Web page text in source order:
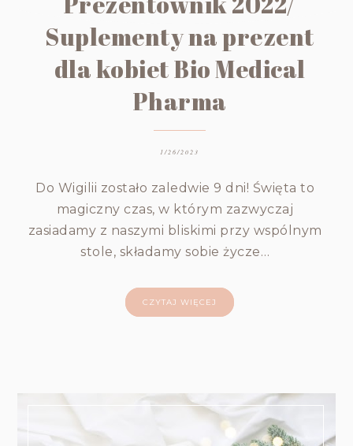
Suplementy na prezent
dla kobiet Bio Medical
Pharma
1/26/2023
Do Wigilii zostało zaledwie 9 dni! Święta to
magiczny czas, w którym zazwyczaj
zasiadamy z naszymi bliskimi przy wspólnym
stole, składamy sobie życze…
CZYTAJ WIĘCEJ